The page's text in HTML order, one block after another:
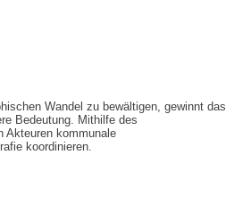
Wandel zu bewältigen, gewinnt das
Bedeutung. Mithilfe des
Akteuren kommunale
koordinieren.